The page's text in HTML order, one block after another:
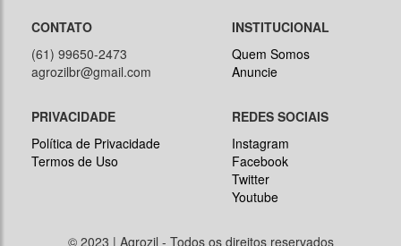
CONTATO
(61) 99650-2473
agrozilbr@gmail.com
INSTITUCIONAL
Quem Somos
Anuncie
PRIVACIDADE
Política de Privacidade
Termos de Uso
REDES SOCIAIS
Instagram
Facebook
Twitter
Youtube
© 2023 | Agrozil - Todos os direitos reservados